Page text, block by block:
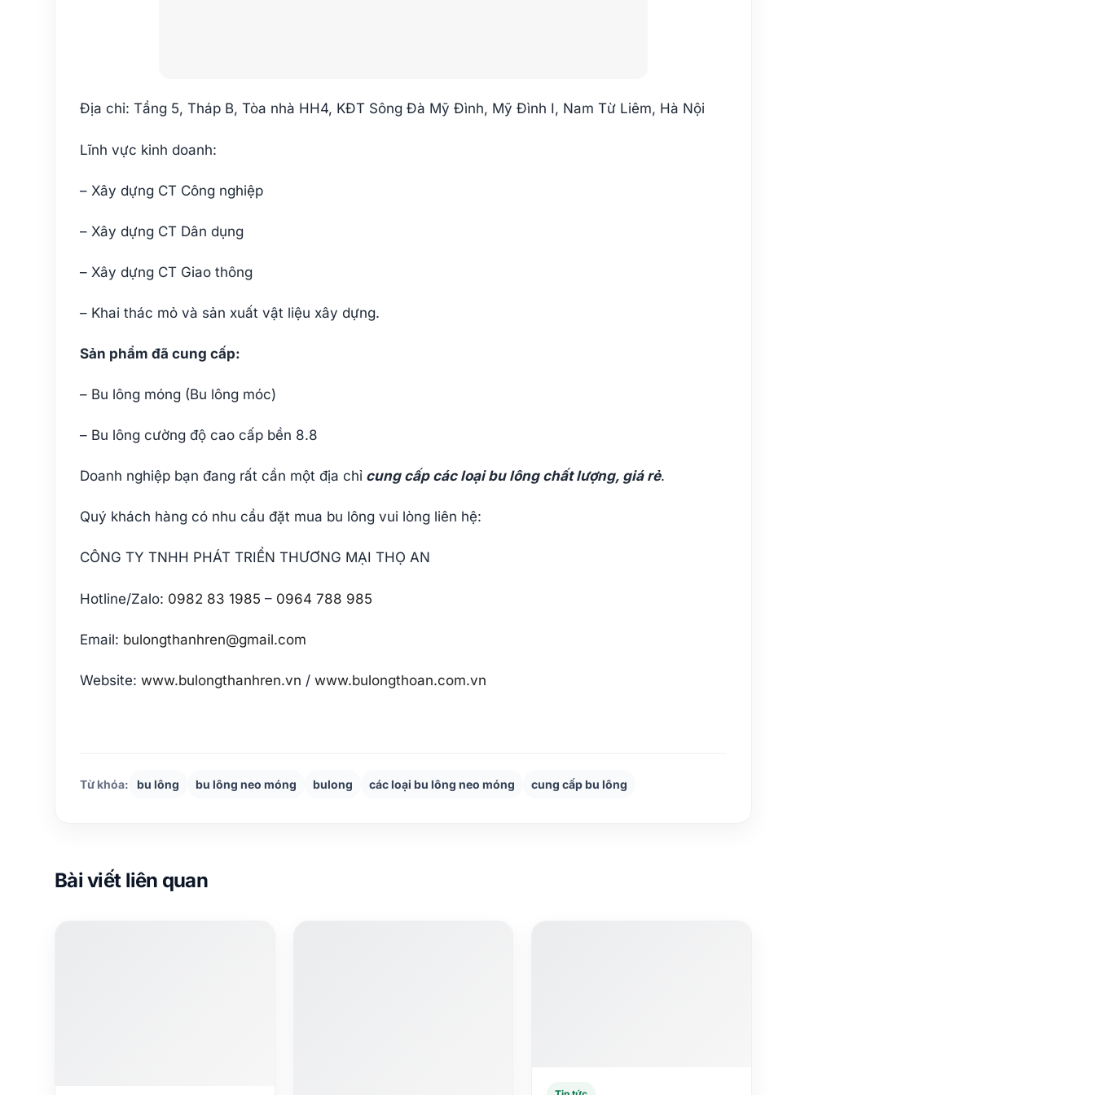
Địa chỉ: Tầng 5, Tháp B, Tòa nhà HH4, KĐT Sông Đà Mỹ Đình, Mỹ Đình I, Nam Từ Liêm, Hà Nội
Lĩnh vực kinh doanh:
– Xây dựng CT Công nghiệp
– Xây dựng CT Dân dụng
– Xây dựng CT Giao thông
– Khai thác mỏ và sản xuất vật liệu xây dựng.
Sản phẩm đã cung cấp:
– Bu lông móng (Bu lông móc)
– Bu lông cường độ cao cấp bền 8.8
Doanh nghiệp bạn đang rất cần một địa chỉ cung cấp các loại bu lông chất lượng, giá rẻ.
Quý khách hàng có nhu cầu đặt mua bu lông vui lòng liên hệ:
CÔNG TY TNHH PHÁT TRIỂN THƯƠNG MẠI THỌ AN
Hotline/Zalo: 0982 83 1985 – 0964 788 985
Email: bulongthanhren@gmail.com
Website: www.bulongthanhren.vn / www.bulongthoan.com.vn
Từ khóa: bu lông bu lông neo móng bulong các loại bu lông neo móng cung cấp bu lông
Bài viết liên quan